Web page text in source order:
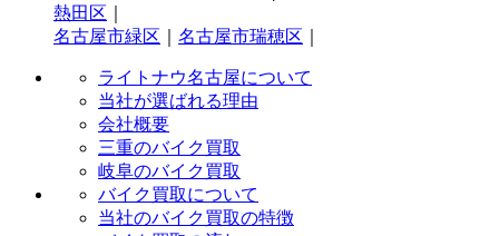
熱田区
名古屋市緑区
名古屋市瑞穂区
ライトナウ名古屋について
当社が選ばれる理由
会社概要
三重のバイク買取
岐阜のバイク買取
バイク買取について
当社のバイク買取の特徴